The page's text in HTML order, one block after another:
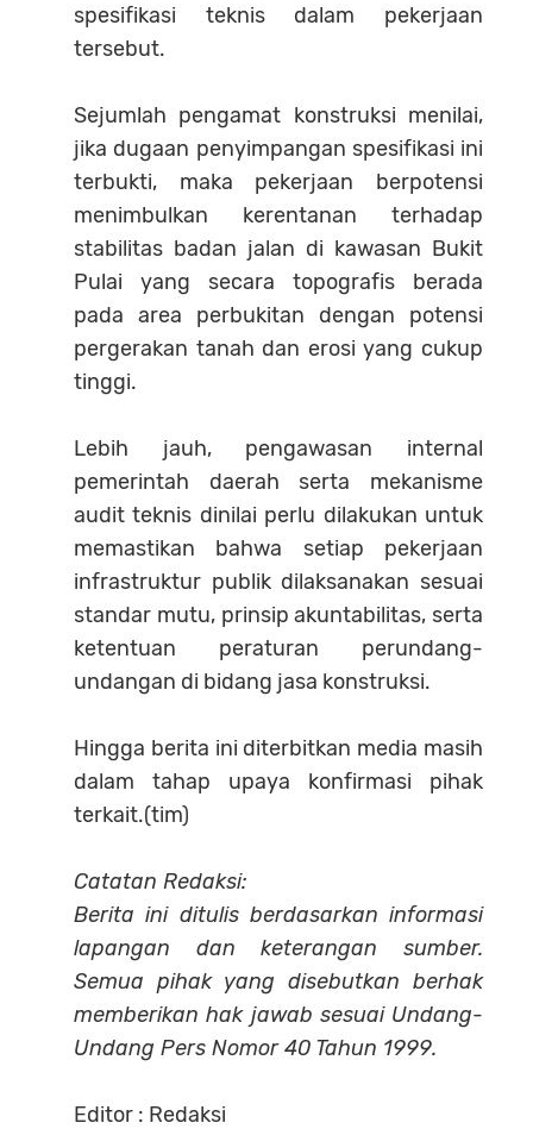
spesifikasi teknis dalam pekerjaan
tersebut.
Sejumlah pengamat konstruksi menilai,
jika dugaan penyimpangan spesifikasi ini
terbukti, maka pekerjaan berpotensi
menimbulkan kerentanan terhadap
stabilitas badan jalan di kawasan Bukit
Pulai yang secara topografis berada
pada area perbukitan dengan potensi
pergerakan tanah dan erosi yang cukup
tinggi.
Lebih jauh, pengawasan internal
pemerintah daerah serta mekanisme
audit teknis dinilai perlu dilakukan untuk
memastikan bahwa setiap pekerjaan
infrastruktur publik dilaksanakan sesuai
standar mutu, prinsip akuntabilitas, serta
ketentuan peraturan perundang-
undangan di bidang jasa konstruksi.
Hingga berita ini diterbitkan media masih
dalam tahap upaya konfirmasi pihak
terkait.(tim)
Catatan Redaksi:
Berita ini ditulis berdasarkan informasi
lapangan dan keterangan sumber.
Semua pihak yang disebutkan berhak
memberikan hak jawab sesuai Undang-
Undang Pers Nomor 40 Tahun 1999.
Editor : Redaksi